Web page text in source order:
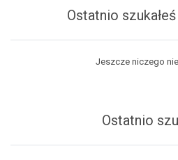
Ostatnio
Jeszcze niczego
Ostatnio